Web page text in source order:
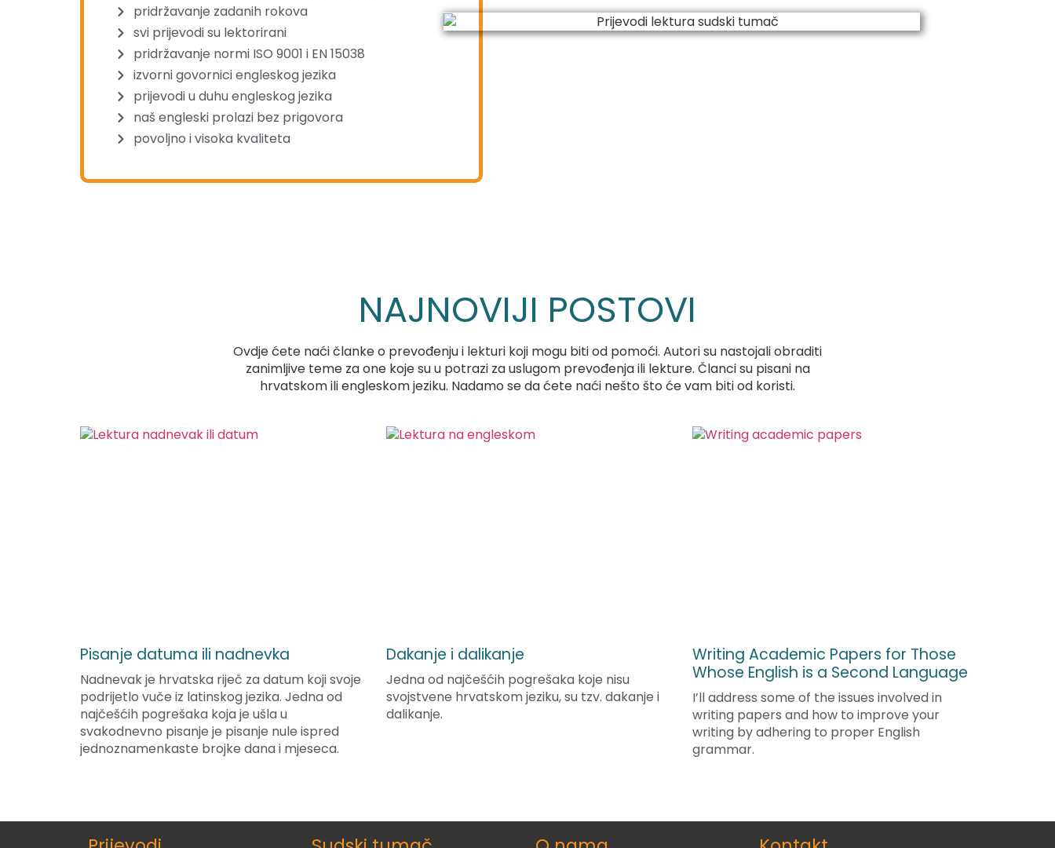
pridržavanje zadanih rokova
svi prijevodi su lektorirani
pridržavanje normi ISO 9001 i EN 15038
izvorni govornici engleskog jezika
prijevodi u duhu engleskog jezika
naš engleski prolazi bez prigovora
povoljno i visoka kvaliteta
NAJNOVIJI POSTOVI
Ovdje ćete naći članke o prevođenju i lekturi koji mogu biti od pomoći. Autori su nastojali obraditi
zanimljive teme za one koje su u potrazi za uslugom prevođenja ili lekture. Članci su pisani na
hrvatskom ili engleskom jeziku. Nadamo se da ćete naći nešto što će vam biti od koristi.
Pisanje datuma ili nadnevka
Nadnevak je hrvatska riječ za datum koji svoje
podrijetlo vuče iz latinskog jezika. Jedna od
najčešćih pogrešaka koja je ušla u
svakodnevno pisanje je pisanje nule ispred
jednoznamenkaste brojke dana i mjeseca.
Dakanje i dalikanje
Jedna od najčešćih pogrešaka koje nisu
svojstvene hrvatskom jeziku, su tzv. dakanje i
dalikanje.
Writing Academic Papers for Those
Whose English is a Second Language
I’ll address some of the issues involved in
writing papers and how to improve your
writing by adhering to proper English
grammar.